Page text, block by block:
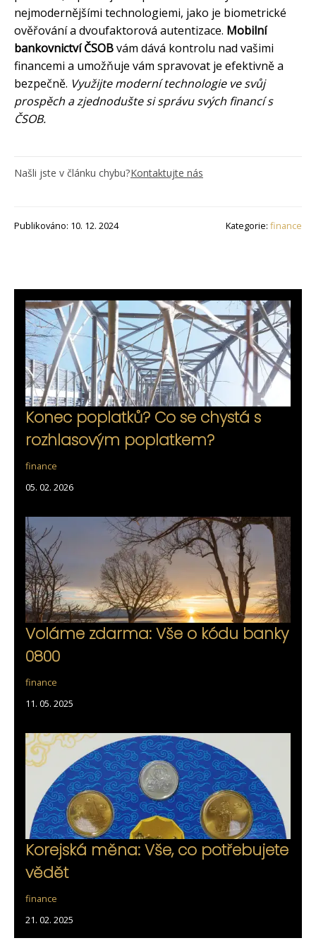
nejmodernějšími technologiemi, jako je biometrické
ověřování a dvoufaktorová autentizace. Mobilní
bankovnictví ČSOBvám dává kontrolu nad vašimi
financemi a umožňuje vám spravovat je efektivně a
bezpečně. Využijte moderní technologie ve svůj
prospěch a zjednodušte si správu svých financí s
ČSOB.
Našli jste v článku chybu?Kontaktujte nás
Publikováno: 10. 12. 2024 Kategorie: finance
Konec poplatků? Co se chystá s
rozhlasovým poplatkem?
finance
05. 02. 2026
Voláme zdarma: Vše o kódu banky
0800
finance
11. 05. 2025
Korejská měna: Vše, co potřebujete
vědět
finance
21. 02. 2025